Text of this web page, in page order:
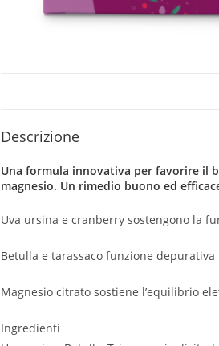
Descrizione
Una formula innovativa per favorire il
magnesio. Un rimedio buono ed
Uva ursina e cranberry sostengono la
Betulla e tarassaco funzione depurativa
Magnesio citrato sostiene l’equilibrio
Ingredienti